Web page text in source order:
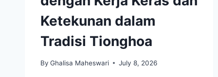
Ketekunan dalam
Tradisi Tionghoa
By Ghalisa Maheswari July 8, 2026